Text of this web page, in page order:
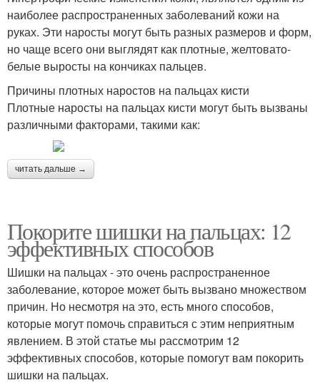
наиболее распространенных заболеваний кожи на
руках. Эти наросты могут быть разных размеров и форм,
но чаще всего они выглядят как плотные, желтовато-
белые выросты на кончиках пальцев.
Причины плотных наростов на пальцах кисти
Плотные наросты на пальцах кисти могут быть вызваны
различными факторами, такими как:
читать дальше →
Покорите шишки на пальцах: 12
эффективных способов
Шишки на пальцах - это очень распространенное
заболевание, которое может быть вызвано множеством
причин. Но несмотря на это, есть много способов,
которые могут помочь справиться с этим неприятным
явлением. В этой статье мы рассмотрим 12
эффективных способов, которые помогут вам покорить
шишки на пальцах.